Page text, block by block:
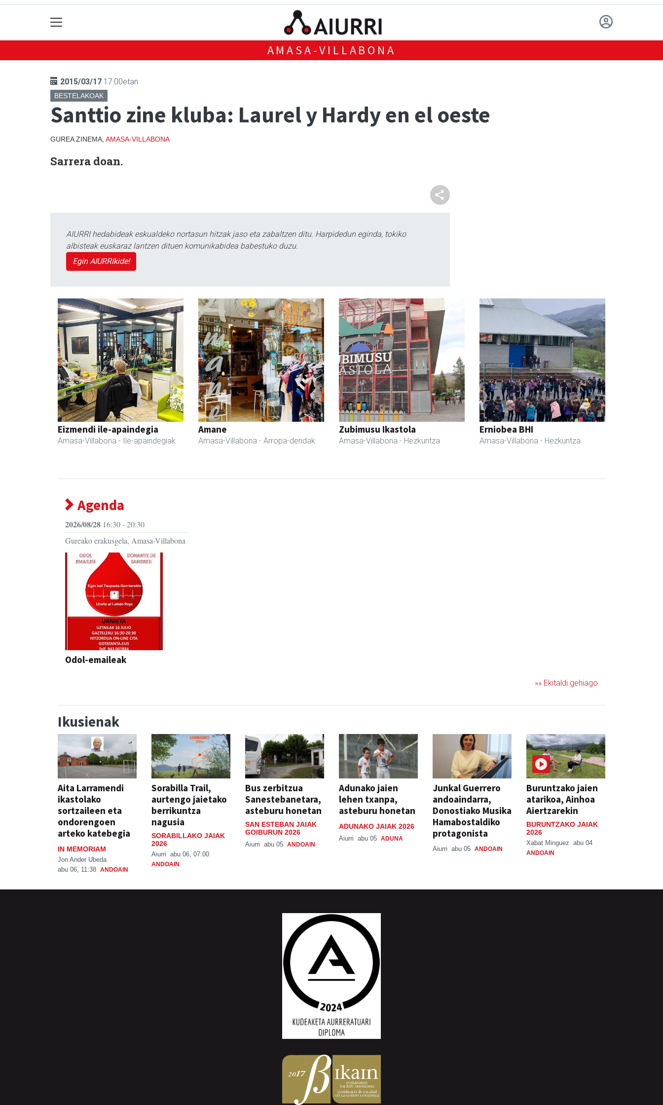
AMASA-VILLABONA
2015/03/17 17:00etan
BESTELAKOAK
Santtio zine kluba: Laurel y Hardy en el oeste
GUREA ZINEMA, AMASA-VILLABONA
Sarrera doan.
AIURRI hedabideak eskualdeko nortasun hitzak jaso eta zabaltzen ditu. Harpidedun eginda, tokiko
albisteak euskaraz lantzen dituen komunikabidea babestuko duzu.
Egin AIURRIkide!
Eizmendi ile-apaindegia
Amasa-Villabona - Ile-apaindegiak
Amane
Amasa-Villabona - Arropa-dendak
Zubimusu Ikastola
Amasa-Villabona - Hezkuntza
Erniobea BHI
Amasa-Villabona - Hezkuntza
Agenda
2026/08/28 16:30 - 20:30
Gureako erakusgela, Amasa-Villabona
Odol-emaileak
»» Ekitaldi gehiago
Ikusienak
Aita Larramendi
ikastolako
sortzaileen eta
ondorengoen
arteko katebegia
IN MEMORIAM
Jon Ander Ubeda
abu 06, 11:38 ANDOAIN
Sorabilla Trail,
aurtengo jaietako
berrikuntza
nagusia
SORABILLAKO JAIAK
2026
Aiurri abu 06, 07:00
ANDOAIN
Bus zerbitzua
Sanestebanetara,
asteburu honetan
SAN ESTEBAN JAIAK
GOIBURUN 2026
Aiurri abu 05 ANDOAIN
Adunako jaien
lehen txanpa,
asteburu honetan
ADUNAKO JAIAK 2026
Aiurri abu 05 ADUNA
Junkal Guerrero
andoaindarra,
Donostiako Musika
Hamabostaldiko
protagonista
Aiurri abu 05 ANDOAIN
Buruntzako jaien
atarikoa, Ainhoa
Aiertzarekin
BURUNTZAKO JAIAK
2026
Xabat Minguez abu 04
ANDOAIN